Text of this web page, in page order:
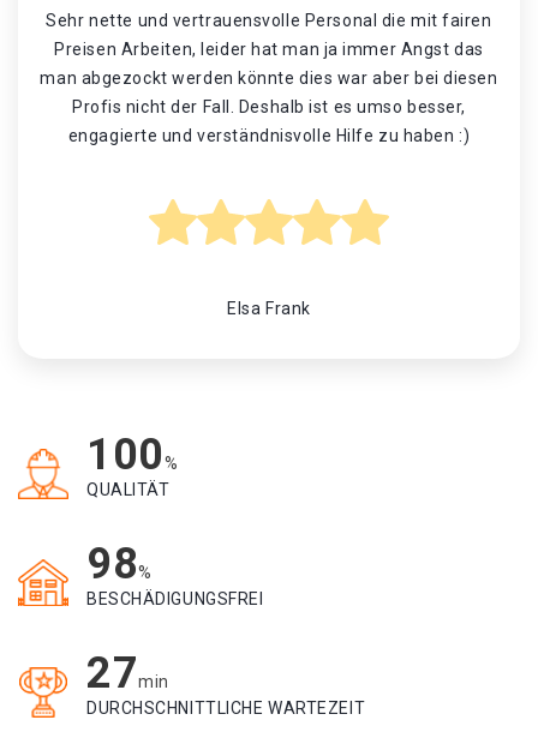
Sehr nette und vertrauensvolle Personal die mit fairen
Preisen Arbeiten, leider hat man ja immer Angst das
man abgezockt werden könnte dies war aber bei diesen
Profis nicht der Fall. Deshalb ist es umso besser,
engagierte und verständnisvolle Hilfe zu haben :)
Elsa Frank
100%
QUALITÄT
98%
BESCHÄDIGUNGSFREI
27min
DURCHSCHNITTLICHE WARTEZEIT